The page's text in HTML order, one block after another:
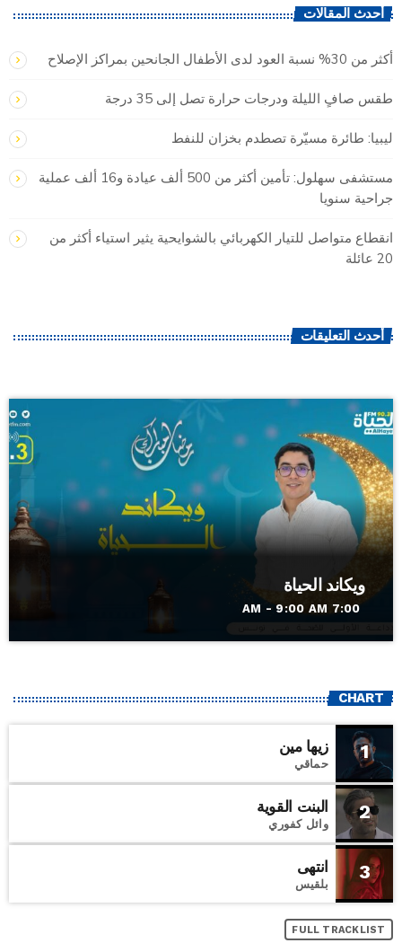
أحدث المقالات
أكثر من 30% نسبة العود لدى الأطفال الجانحين بمراكز الإصلاح
طقس صافٍ الليلة ودرجات حرارة تصل إلى 35 درجة
ليبيا: طائرة مسيّرة تصطدم بخزان للنفط
مستشفى سهلول: تأمين أكثر من 500 ألف عيادة و16 ألف عملية
جراحية سنويا
انقطاع متواصل للتيار الكهربائي بالشوايحية يثير استياء أكثر من
20 عائلة
أحدث التعليقات
ويكاند الحياة
7:00 AM - 9:00 AM
CHART
1 زيها مين
حماقي
2 البنت القوية
وائل كفوري
3 انتهى
بلقيس
FULL TRACKLIST